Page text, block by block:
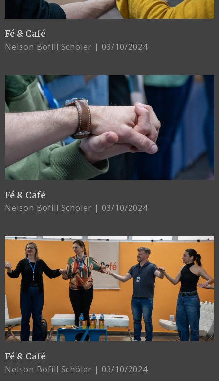
Fé & Café
Nelson Bofill Schöler 03/10/2024
Fé & Café
Nelson Bofill Schöler 03/10/2024
Fé & Café
Nelson Bofill Schöler 03/10/2024